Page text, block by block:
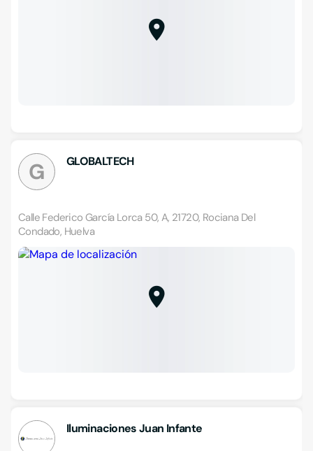
G GLOBALTECH
Calle Federico García Lorca 50, A, 21720, Rociana Del
Condado, Huelva
Iluminaciones Juan Infante